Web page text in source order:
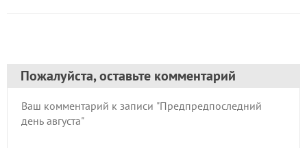
Пожалуйста, оставьте комментарий